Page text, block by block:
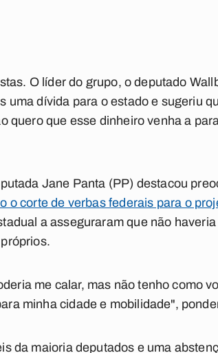
O líder do grupo, o deputado
uma dívida para o estado e sugeriu
quero que esse dinheiro venha a
Jane Panta (PP) destacou
o corte de verbas federais para o
a asseguraram que não
me calar, mas não tenho como
minha cidade e mobilidade",
da maioria deputados e uma